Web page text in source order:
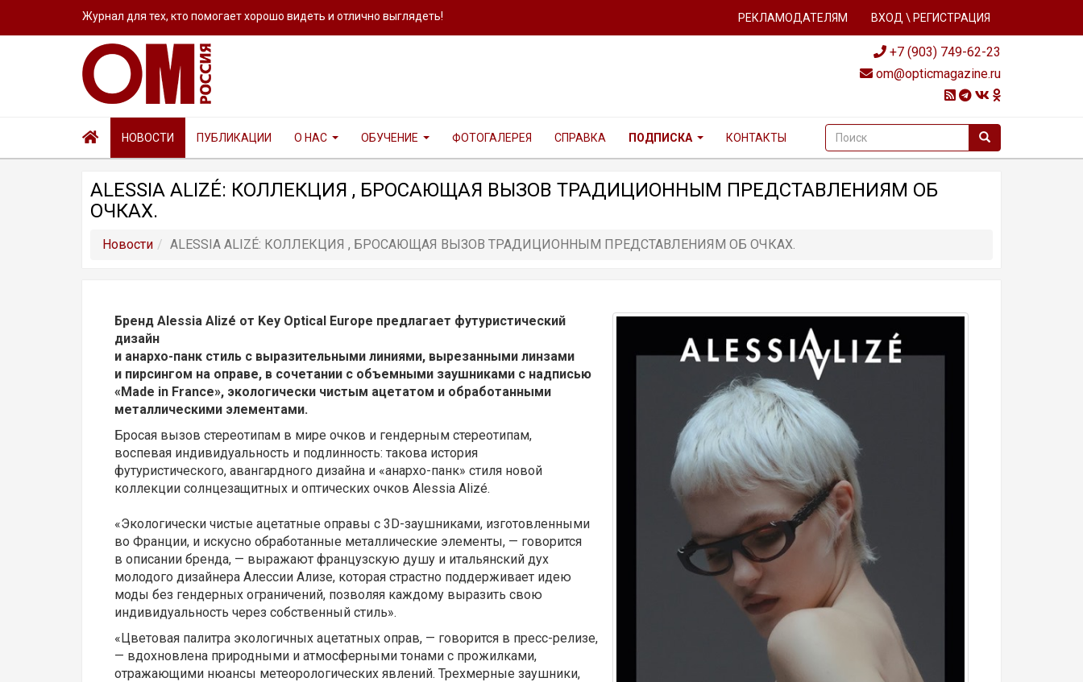
Журнал для тех, кто помогает хорошо видеть и отлично выглядеть! РЕКЛАМОДАТЕЛЯМ ВХОД \ РЕГИСТРАЦИЯ
+7 (903) 749-62-23
om@opticmagazine.ru
НОВОСТИ ПУБЛИКАЦИИ О НАС ОБУЧЕНИЕ ФОТОГАЛЕРЕЯ СПРАВКА ПОДПИСКА КОНТАКТЫ
ALESSIA ALIZÉ: КОЛЛЕКЦИЯ , БРОСАЮЩАЯ ВЫЗОВ ТРАДИЦИОННЫМ ПРЕДСТАВЛЕНИЯМ ОБ
ОЧКАХ.
Новости ALESSIA ALIZÉ: КОЛЛЕКЦИЯ , БРОСАЮЩАЯ ВЫЗОВ ТРАДИЦИОННЫМ ПРЕДСТАВЛЕНИЯМ ОБ ОЧКАХ.
Бренд Alessia Alizé от Key Optical Europe предлагает футуристический
дизайн
и анархо-панк стиль с выразительными линиями, вырезанными линзами
и пирсингом на оправе, в сочетании с объемными заушниками с надписью
«Made in France», экологически чистым ацетатом и обработанными
металлическими элементами.
Бросая вызов стереотипам в мире очков и гендерным стереотипам,
воспевая индивидуальность и подлинность: такова история
футуристического, авангардного дизайна и «анархо-панк» стиля новой
коллекции солнцезащитных и оптических очков Alessia Alizé.
«Экологически чистые ацетатные оправы с 3D-заушниками, изготовленными
во Франции, и искусно обработанные металлические элементы, — говорится
в описании бренда, — выражают французскую душу и итальянский дух
молодого дизайнера Алессии Ализе, которая страстно поддерживает идею
моды без гендерных ограничений, позволяя каждому выразить свою
индивидуальность через собственный стиль».
«Цветовая палитра экологичных ацетатных оправ, — говорится в пресс-релизе,
— вдохновлена ​​природными и атмосферными тонами с прожилками,
отражающими нюансы метеорологических явлений. Трехмерные заушники,